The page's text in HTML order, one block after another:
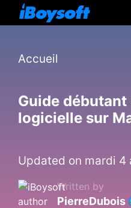
Accueil
Guide
logicielle sur
Updated on mardi 4
Written by
PierreDubois